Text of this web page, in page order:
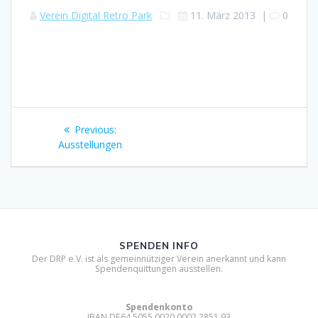
Verein Digital Retro Park 11. März 2013 | 0
Beitragsnavigation
Previous:Previous
post:
Ausstellungen
SPENDEN INFO
Der DRP e.V. ist als gemeinnütziger Verein anerkannt und kann
Spendenquittungen ausstellen.
Spendenkonto